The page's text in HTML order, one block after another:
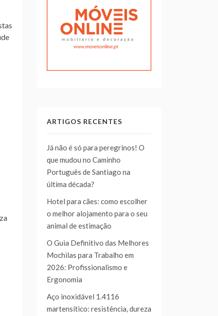
ARTIGOS RECENTES
Já não é só para peregrinos! O
que mudou no Caminho
Português de Santiago na
última década?
Hotel para cães: como escolher
o melhor alojamento para o seu
animal de estimação
O Guia Definitivo das Melhores
Mochilas para Trabalho em
2026: Profissionalismo e
Ergonomia
Aço inoxidável 1.4116
martensítico: resistência, dureza